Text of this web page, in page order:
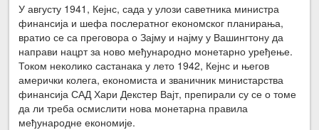
У августу 1941, Кејнс, сада у улози саветника министра
финансија и шефа послератног економског планирања,
вратио се са преговора о Зајму и најму у Вашингтону да
направи нацрт за ново међународно монетарно уређење.
Током неколико састанака у лето 1942, Кејнс и његов
амерички колега, економиста и званичник министарства
финансија САД Хари Декстер Вајт, препирали су се о томе
да ли треба осмислити нова монетарна правила
међународне економије.